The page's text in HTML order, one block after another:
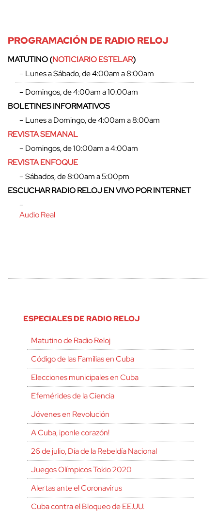
PROGRAMACIÓN DE RADIO RELOJ
MATUTINO (NOTICIARIO ESTELAR)
– Lunes a Sábado, de 4:00am a 8:00am
– Domingos, de 4:00am a 10:00am
BOLETINES INFORMATIVOS
– Lunes a Domingo, de 4:00am a 8:00am
REVISTA SEMANAL
– Domingos, de 10:00am a 4:00am
REVISTA ENFOQUE
– Sábados, de 8:00am a 5:00pm
ESCUCHAR RADIO RELOJ EN VIVO POR INTERNET
–
Audio Real
ESPECIALES DE RADIO RELOJ
Matutino de Radio Reloj
Código de las Familias en Cuba
Elecciones municipales en Cuba
Efemérides de la Ciencia
Jóvenes en Revolución
A Cuba, ¡ponle corazón!
26 de julio, Día de la Rebeldía Nacional
Juegos Olímpicos Tokio 2020
Alertas ante el Coronavirus
Cuba contra el Bloqueo de EE.UU.